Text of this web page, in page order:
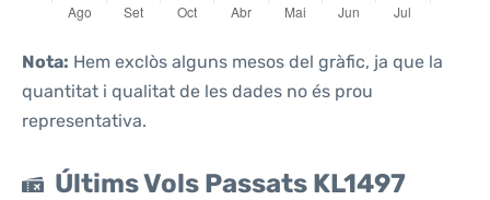
Nota: Hem exclòs alguns mesos del gràfic, ja que la
quantitat i qualitat de les dades no és prou
representativa.
Últims Vols Passats KL1497